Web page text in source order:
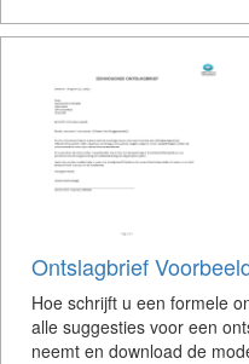
Ontslagbrief
Hoe schrijft u een formele
alle suggesties voor een
neemt en download de